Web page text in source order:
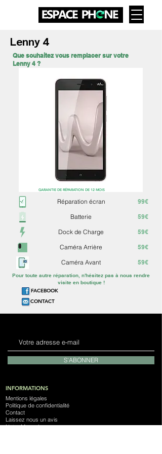
Lenny 4
Lenny 4 ?
Que souhaitez vous remplacer sur votre
59€
Dock de Charge
Caméra Arrière
59€
59€
Réparation écran
Batterie
99€
GARANTIE DE RÉPARATION DE 12 MOIS
FACEBOOK
CONTACT
Caméra Avant 59€
Pour toute autre réparation, n'hésitez pas à nous rendre
visite en boutique !
S'ABONNER
INFORMATIONS
Mentions légales
Politique de confidentialité
Contact
Laissez nous un avis
Notre Magasin